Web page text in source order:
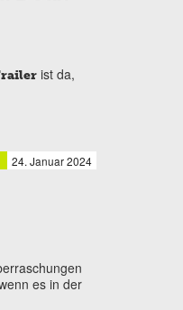
ist da,
24. Januar 2024
es in der